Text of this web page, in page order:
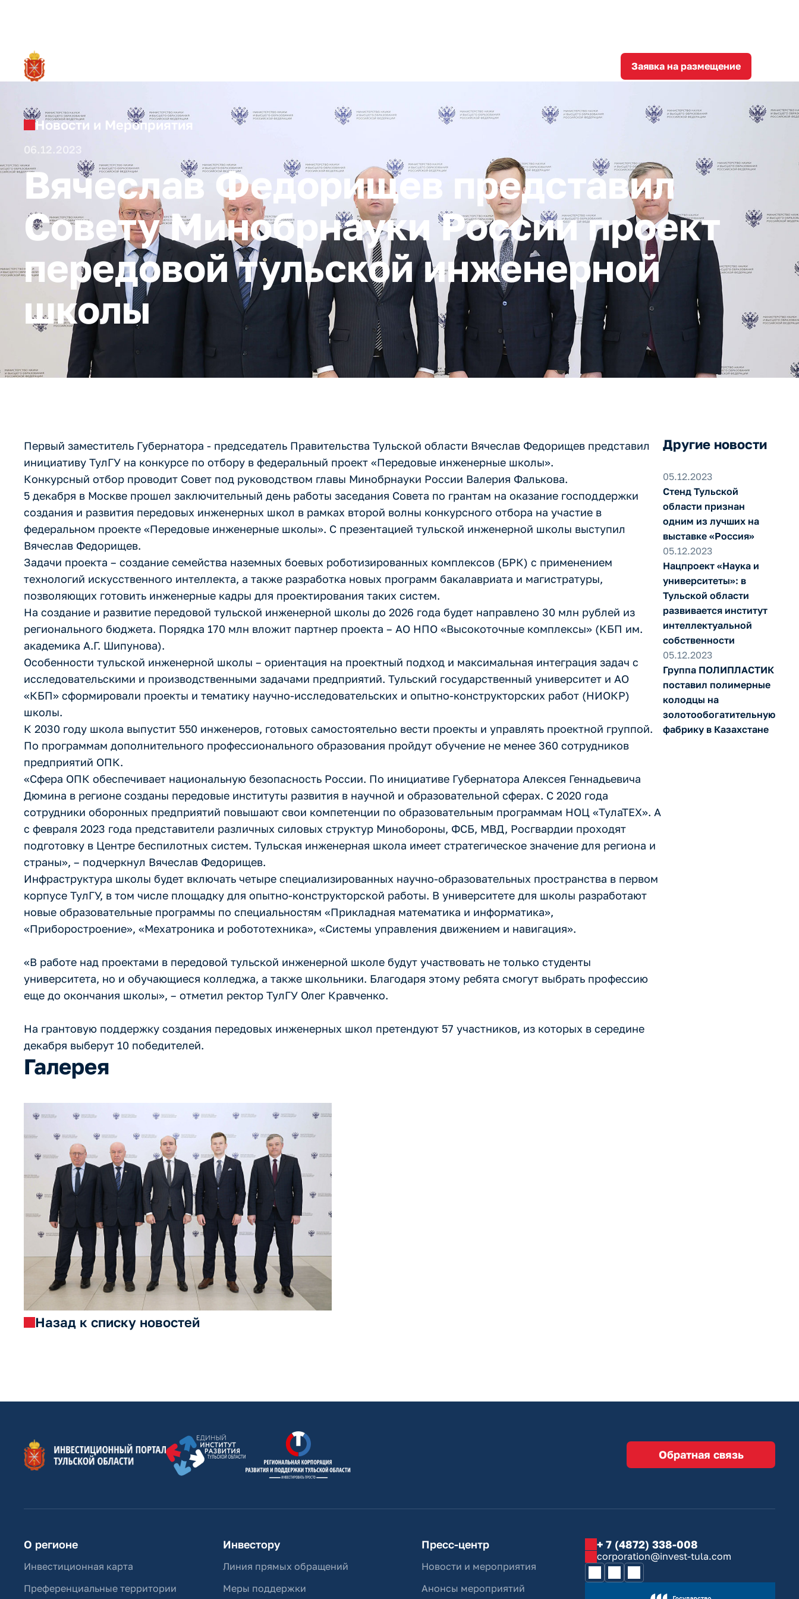
Заявка на размещение
Новости и Мероприятия
06.12.2023
Вячеслав Федорищев представил
Совету Минобрнауки России проект
передовой тульской инженерной
школы
Первый заместитель Губернатора - председатель Правительства Тульской области Вячеслав Федорищев представил
инициативу ТулГУ на конкурсе по отбору в федеральный проект «Передовые инженерные школы».
Конкурсный отбор проводит Совет под руководством главы Минобрнауки России Валерия Фалькова.
5 декабря в Москве прошел заключительный день работы заседания Совета по грантам на оказание господдержки
создания и развития передовых инженерных школ в рамках второй волны конкурсного отбора на участие в
федеральном проекте «Передовые инженерные школы». С презентацией тульской инженерной школы выступил
Вячеслав Федорищев.
Задачи проекта – создание семейства наземных боевых роботизированных комплексов (БРК) с применением
технологий искусственного интеллекта, а также разработка новых программ бакалавриата и магистратуры,
позволяющих готовить инженерные кадры для проектирования таких систем.
На создание и развитие передовой тульской инженерной школы до 2026 года будет направлено 30 млн рублей из
регионального бюджета. Порядка 170 млн вложит партнер проекта – АО НПО «Высокоточные комплексы» (КБП им.
академика А.Г. Шипунова).
Особенности тульской инженерной школы – ориентация на проектный подход и максимальная интеграция задач с
исследовательскими и производственными задачами предприятий. Тульский государственный университет и АО
«КБП» сформировали проекты и тематику научно-исследовательских и опытно-конструкторских работ (НИОКР)
школы.
К 2030 году школа выпустит 550 инженеров, готовых самостоятельно вести проекты и управлять проектной группой.
По программам дополнительного профессионального образования пройдут обучение не менее 360 сотрудников
предприятий ОПК.
«Сфера ОПК обеспечивает национальную безопасность России. По инициативе Губернатора Алексея Геннадьевича
Дюмина в регионе созданы передовые институты развития в научной и образовательной сферах. С 2020 года
сотрудники оборонных предприятий повышают свои компетенции по образовательным программам НОЦ «ТулаТЕХ». А
с февраля 2023 года представители различных силовых структур Минобороны, ФСБ, МВД, Росгвардии проходят
подготовку в Центре беспилотных систем. Тульская инженерная школа имеет стратегическое значение для региона и
страны», – подчеркнул Вячеслав Федорищев.
Инфраструктура школы будет включать четыре специализированных научно-образовательных пространства в первом
корпусе ТулГУ, в том числе площадку для опытно-конструкторской работы. В университете для школы разработают
новые образовательные программы по специальностям «Прикладная математика и информатика»,
«Приборостроение», «Мехатроника и робототехника», «Системы управления движением и навигация».
«В работе над проектами в передовой тульской инженерной школе будут участвовать не только студенты
университета, но и обучающиеся колледжа, а также школьники. Благодаря этому ребята смогут выбрать профессию
еще до окончания школы», – отметил ректор ТулГУ Олег Кравченко.
На грантовую поддержку создания передовых инженерных школ претендуют 57 участников, из которых в середине
декабря выберут 10 победителей.
Галерея
Назад к списку новостей
Другие новости
05.12.2023
Стенд Тульской
области признан
одним из лучших на
выставке «Россия»
05.12.2023
Нацпроект «Наука и
университеты»: в
Тульской области
развивается институт
интеллектуальной
собственности
05.12.2023
Группа ПОЛИПЛАСТИК
поставил полимерные
колодцы на
золотообогатительную
фабрику в Казахстане
Обратная связь
О регионе
Инвестиционная карта
Преференциальные территории
Инвестору
Линия прямых обращений
Меры поддержки
Пресс-центр
Новости и мероприятия
Анонсы мероприятий
+ 7 (4872) 338-008
corporation@invest-tula.com